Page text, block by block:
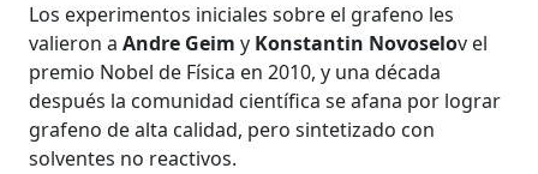
Los experimentos iniciales sobre el grafeno les
valieron aAndre Geim y Konstantin Novoselov el
premio Nobel de Física en 2010, y una década
después la comunidad científica se afana por lograr
grafeno de alta calidad, pero sintetizado con
solventes no reactivos.